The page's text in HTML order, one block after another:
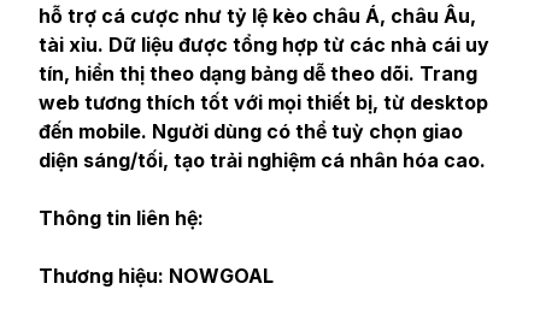
hỗ trợ cá cược như tỷ lệ kèo châu Á, châu Âu,
tài xỉu. Dữ liệu được tổng hợp từ các nhà cái uy
tín, hiển thị theo dạng bảng dễ theo dõi. Trang
web tương thích tốt với mọi thiết bị, từ desktop
đến mobile. Người dùng có thể tuỳ chọn giao
diện sáng/tối, tạo trải nghiệm cá nhân hóa cao.
Thông tin liên hệ:
Thương hiệu: NOWGOAL